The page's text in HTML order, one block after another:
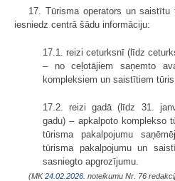
17. Tūrisma operators un saistītu
iesniedz centrā šādu informāciju:
17.1. reizi ceturksnī (līdz
– no ceļotājiem saņemto
kompleksiem un saistītiem
17.2. reizi gadā (līdz 31.
gadu) – apkalpoto komplekso
tūrisma pakalpojumu
tūrisma pakalpojumu un
sasniegto apgrozījumu.
(MK24.02.2026. noteikumu Nr. 76